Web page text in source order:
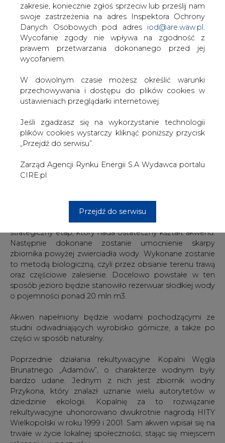
zakresie, koniecznie zgłoś sprzeciw lub prześlij nam
swoje zastrzeżenia na adres Inspektora Ochrony
Danych Osobowych pod adres iod@are.waw.pl
Wycofanie zgody nie wpływa na zgodność z
prawem przetwarzania dokonanego przed jej
wycofaniem.
W dowolnym czasie możesz określić warunki
przechowywania i dostępu do plików cookies w
ustawieniach przeglądarki internetowej.
Jeśli zgadzasz się na wykorzystanie technologii
plików cookies wystarczy kliknąć poniższy przycisk
„Przejdź do serwisu”.
Zarząd Agencji Rynku Energii S.A Wydawca portalu
CIRE.pl
Przejdź do serwisu
- Taki kierunek rekultywacji obszarów pogórniczych, to
Władysławów – mówi Dariusz Orlikowski, prezes KWB
„Adamów”. - Prace rewitalizacyjne na tym obszarze
jego skarp i napełnienie wodą – dodaje D. Orlikowski.
Obecnie w miejscu odkrywki prowadzone są prace w
kierunku uformowania czaszy zbiornika. Jest to
strategiczny etap, który nada ostateczny kształt akwenu.
Następnie dokonane zostanie umocnienie skarpy
zbiornika powyżej zwierciadła wody. Wykonane zostanie
to metodą biologiczną, czyli przez obsianie terenu trawą
oraz częściowe zalesienie. Docelowo powstałe w ten
sposób jezioro będzie stanowiło rezerwuar słodkiej wody
o pojemności ponad 20 mln m3.
Akwen napełniony będzie wodami pochodzącymi ze
studni odwadniających wyrobisko górnicze, a także po
części w sposób naturalny.
Poprzednie działania rekultywacyjne Kopalni Węgla
Brunatnego „Adamów”, o charakterze wodnym były
bardzo udane. Jednym z nich jest zbiornik wodny
Przykona, który znalazł uznanie wielu autorytetów w
dziedzinie ekologii. Kopalnię za to rozwiązanie
rekultywacyjne uhonorowano dwukrotnie nagrodą HITY
Wielkopolski w roku 1999 i 2001. Sam akwen wpisał się na
trwałe w życie lokalnej społeczności, stając się miejscem